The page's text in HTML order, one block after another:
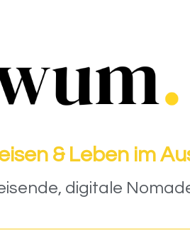
& Leben im
digitale